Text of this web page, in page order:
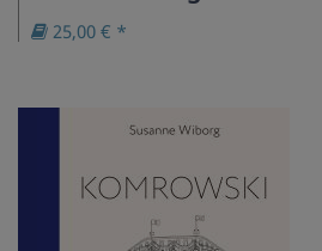
25,00 € *